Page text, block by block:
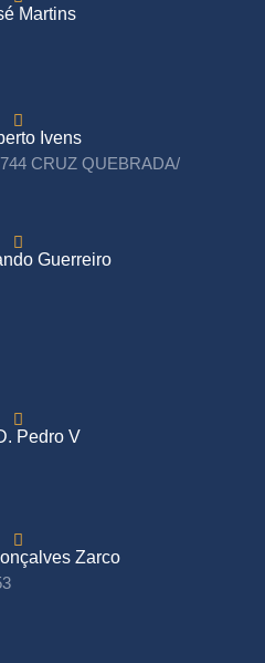
Martins
Ivens
CRUZ QUEBRADA/
Guerreiro
Pedro V
Zarco